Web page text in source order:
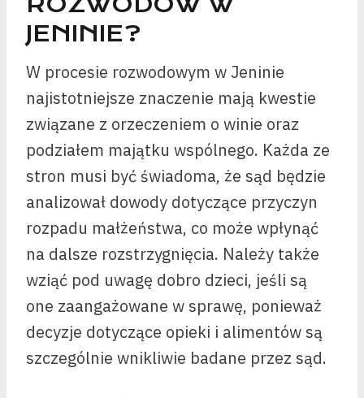
JENINIE?
W procesie rozwodowym w Jeninie
najistotniejsze znaczenie mają kwestie
związane z orzeczeniem o winie oraz
podziałem majątku wspólnego. Każda ze
stron musi być świadoma, że sąd będzie
analizował dowody dotyczące przyczyn
rozpadu małżeństwa, co może wpłynąć
na dalsze rozstrzygnięcia. Należy także
wziąć pod uwagę dobro dzieci, jeśli są
one zaangażowane w sprawę, ponieważ
decyzje dotyczące opieki i alimentów są
szczególnie wnikliwie badane przez sąd.